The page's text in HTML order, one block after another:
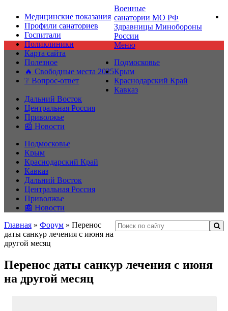
Медицинские показания
Профили санаториев
Госпитали
Поликлиники
Карта сайта
Полезное
🔥 Свободные места 2025
❔ Вопрос-ответ
Военные
санатории МО РФ
Здравницы Минобороны
России
Меню
Подмосковье
Крым
Краснодарский Край
Кавказ
Дальний Восток
Центральная Россия
Приволжье
📰 Новости
Подмосковье
Крым
Краснодарский Край
Кавказ
Дальний Восток
Центральная Россия
Приволжье
📰 Новости
Главная » Форум » Перенос
даты санкур лечения с июня на
другой месяц
Перенос даты санкур лечения с июня
на другой месяц